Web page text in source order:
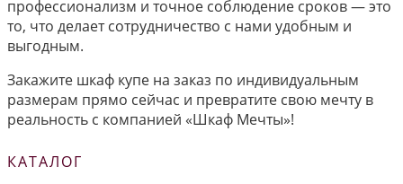
профессионализм и точное соблюдение сроков — это
то, что делает сотрудничество с нами удобным и
выгодным.
Закажите шкаф купе на заказ по индивидуальным
размерам прямо сейчас и превратите свою мечту в
реальность с компанией «Шкаф Мечты»!
КАТАЛОГ